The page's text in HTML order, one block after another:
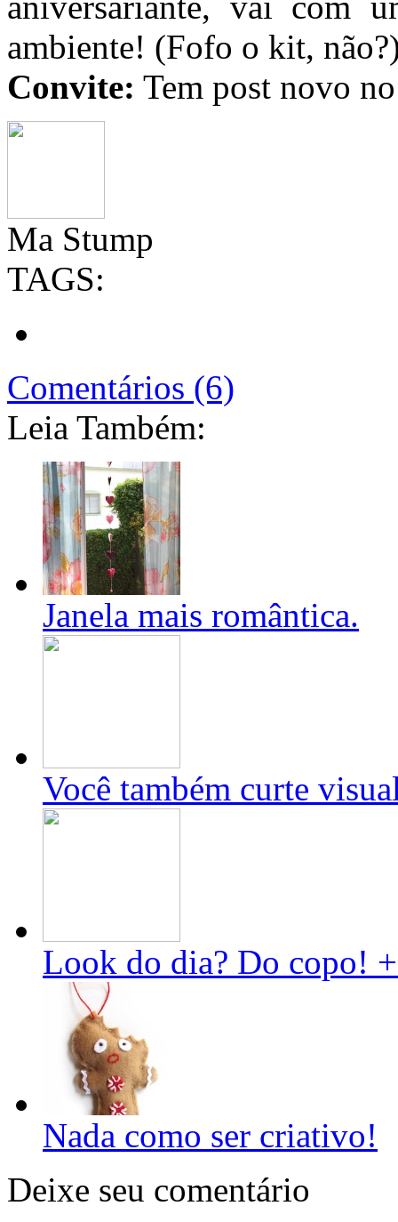
ambiente! (Fofo o kit,
Convite: Tem post novo
Ma Stump
TAGS:
Comentários (6)
Leia Também:
Janela mais romântica.
Você também curte
Look do dia? Do copo!
Nada como ser criativo!
Deixe seu comentário